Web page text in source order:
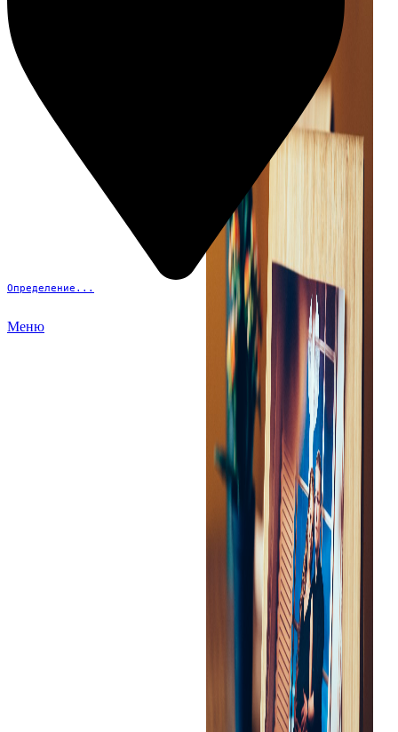
Определение...
Меню